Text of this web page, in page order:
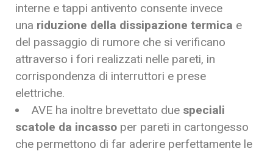
interne e tappi antivento consente invece
una riduzione della dissipazione termica e
del passaggio di rumore che si verificano
attraverso i fori realizzati nelle pareti, in
corrispondenza di interruttori e prese
elettriche.
AVE ha inoltre brevettato due speciali
scatole da incasso per pareti in cartongesso
che permettono di far aderire perfettamente le